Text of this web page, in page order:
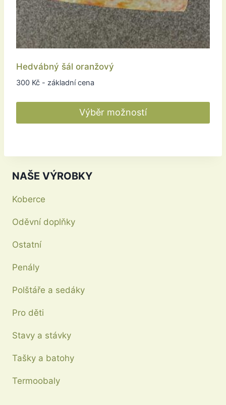
Hedvábný šál oranžový
300 Kč - základní cena
Výběr možností
má
více
Možnosti
vybrat
produktu
NAŠE VÝROBKY
Koberce
Oděvní doplňky
Ostatní
Penály
Polštáře a sedáky
Pro děti
Stavy a stávky
Tašky a batohy
Termoobaly